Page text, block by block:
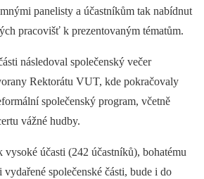
panelisty a účastníkům tak nabídnut
pracovišť k prezentovaným tématům.
následoval společenský večer
Rektorátu VUT, kde pokračovaly
společenský program, včetně
vážné hudby.
účasti (242 účastníků), bohatému
společenské části, bude i do